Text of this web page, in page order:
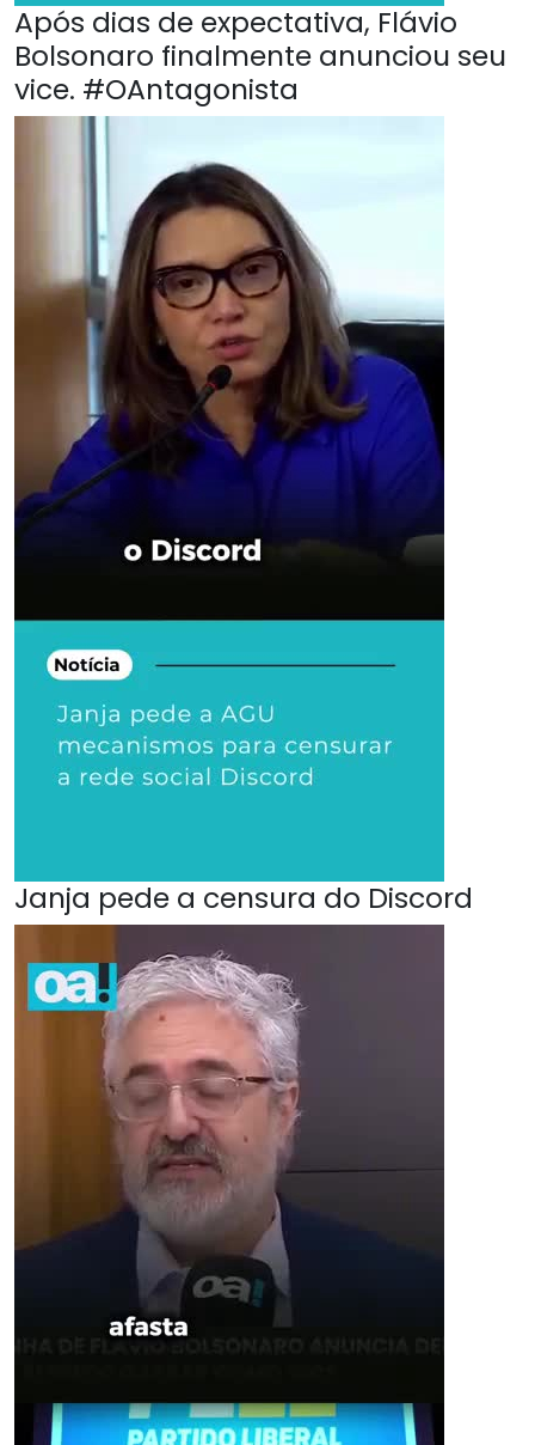
Após dias de expectativa, Flávio
Bolsonaro finalmente anunciou seu
vice. #OAntagonista
Janja pede a censura do Discord